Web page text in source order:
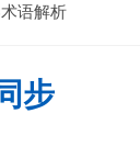
语解析
步